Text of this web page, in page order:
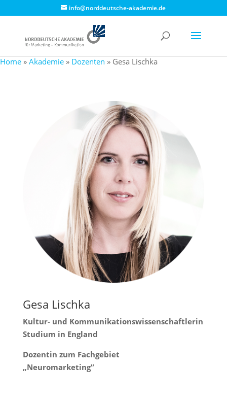
info@norddeutsche-akademie.de
Home » Akademie » Dozenten » Gesa Lischka
Gesa Lischka
Kultur- und Kommunikationswissenschaftlerin
Studium in England
Dozentin zum Fachgebiet
„Neuromarketing”